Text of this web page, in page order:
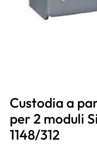
Custodia a
per 2 moduli
1148/312